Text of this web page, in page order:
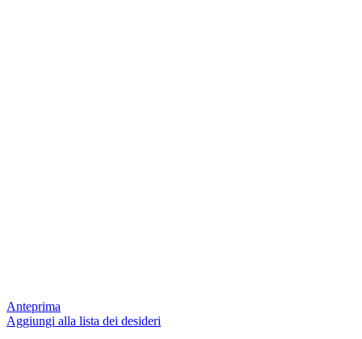
Anteprima
Aggiungi alla lista dei desideri